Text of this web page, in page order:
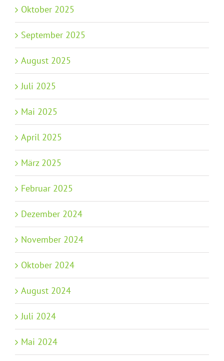
Oktober 2025
September 2025
August 2025
Juli 2025
Mai 2025
April 2025
März 2025
Februar 2025
Dezember 2024
November 2024
Oktober 2024
August 2024
Juli 2024
Mai 2024